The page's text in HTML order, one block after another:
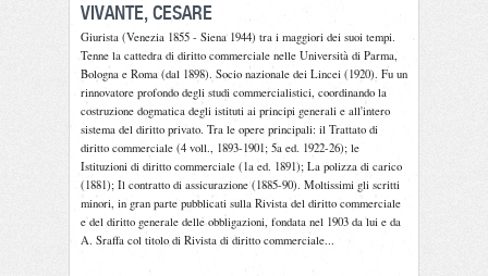
VIVANTE, CESARE
Giurista (Venezia 1855 - Siena 1944) tra i maggiori dei suoi tempi.
Tenne la cattedra di diritto commerciale nelle Università di Parma,
Bologna e Roma (dal 1898). Socio nazionale dei Lincei (1920). Fu un
rinnovatore profondo degli studi commercialistici, coordinando la
costruzione dogmatica degli istituti ai principi generali e all'intero
sistema del diritto privato. Tra le opere principali: il Trattato di
diritto commerciale (4 voll., 1893-1901; 5a ed. 1922-26); le
Istituzioni di diritto commerciale (1a ed. 1891); La polizza di carico
(1881); Il contratto di assicurazione (1885-90). Moltissimi gli scritti
minori, in gran parte pubblicati sulla Rivista del diritto commerciale
e del diritto generale delle obbligazioni, fondata nel 1903 da lui e da
A. Sraffa col titolo di Rivista di diritto commerciale...